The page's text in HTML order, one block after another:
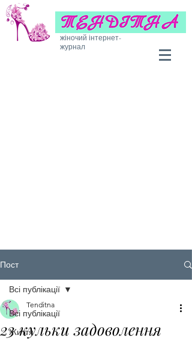
жіночий інтернет-
журнал
Пост
Всі публікації
Життя
Всі публікації
23 кульки задоволення
Tenditna